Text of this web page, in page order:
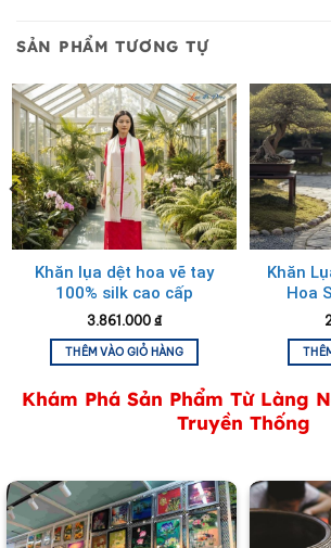
Khăn lụa tơ tằm 100% silk họa tiết
SẢN PHẨM TƯƠNG TỰ
Khăn lụa dệt hoa vẽ tay
100% silk cao cấp
KLNCV40200/4 – Quà
tặng ngày Quốc Tế Phụ
Nữ
3.861.000 ₫
THÊM VÀO GIỎ HÀNG
Khăn
Hoa
Khám Phá Sản Phẩm Từ Làng
Truyền Thống